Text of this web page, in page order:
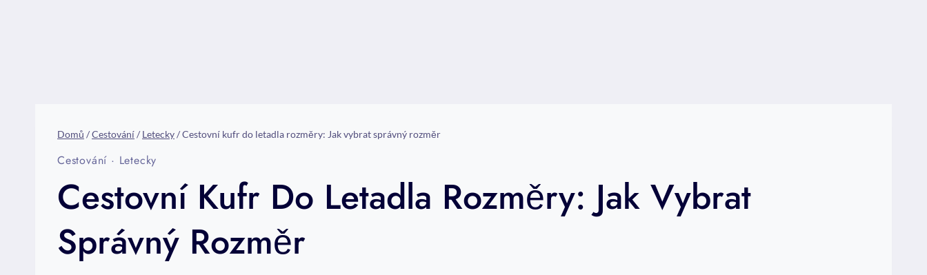
Domů /Cestování/ Letecky/Cestovní kufr do letadla rozměry: Jak vybrat správný rozměr
Cestování · Letecky
Cestovní Kufr Do Letadla Rozměry: Jak Vybrat
Správný Rozměr